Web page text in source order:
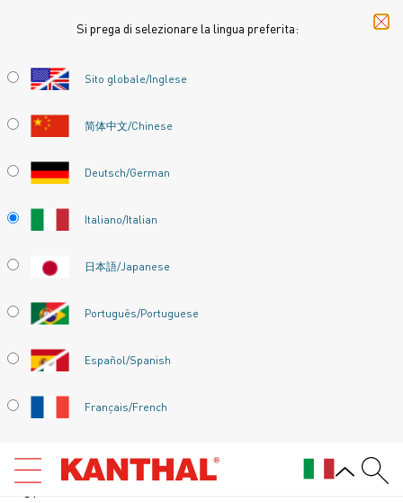
Si prega di selezionare la lingua preferita:
Sito globale/Inglese
简体中文/Chinese
Deutsch/German
Italiano/Italian
日本語/Japanese
Português/Portuguese
Español/Spanish
Français/French
Inizio Prodotti Datasheets
CUPROTHAL® 49
Filo per resistenze di riscaldo e filo
resistivo
Scheda tecnica aggiornata
SCARICA COME PDF
Filo Cuprothal®49 è una lega rame-nichel (lega
elettrica, una buona duttilità e un'ottima resistenza
alla corrosione. È adatto per temperature fino a 600
°C.